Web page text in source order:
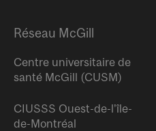
Réseau McGill
Centre universitaire de
santé McGill (CUSM)
CIUSSS Ouest-de-l’île-
de-Montréal